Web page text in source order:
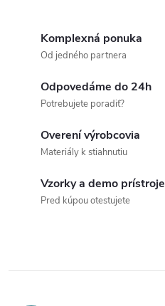
s
Komplexná ponuka
Od jedného partnera
Odpovedáme do 24h
Potrebujete poradiť?
Overení výrobcovia
Materiály k stiahnutiu
Vzorky a demo prístroje
Pred kúpou otestujete